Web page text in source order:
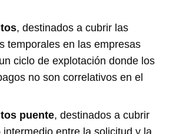
, destinados a cubrir las
temporales en las empresas
ciclo de explotación donde los
no son correlativos en el
puente, destinados a cubrir
intermedio entre la solicitud y la